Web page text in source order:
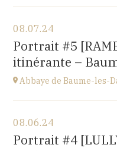
2 rue du Pont
25640 OUGNEY-
at18H00
08.07.24
Portrait #5
itinérante –
Abbaye de Baume-les-
Abbaye Sainte-Odile
place de l'abbaye, 25110
08.06.24
Portrait #4